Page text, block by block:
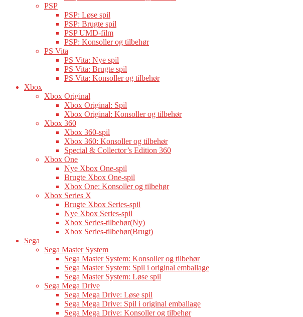
PSP
PSP: Løse spil
PSP: Brugte spil
PSP UMD-film
PSP: Konsoller og tilbehør
PS Vita
PS Vita: Nye spil
PS Vita: Brugte spil
PS Vita: Konsoller og tilbehør
Xbox
Xbox Original
Xbox Original: Spil
Xbox Original: Konsoller og tilbehør
Xbox 360
Xbox 360-spil
Xbox 360: Konsoller og tilbehør
Special & Collector’s Edition 360
Xbox One
Nye Xbox One-spil
Brugte Xbox One-spil
Xbox One: Konsoller og tilbehør
Xbox Series X
Brugte Xbox Series-spil
Nye Xbox Series-spil
Xbox Series-tilbehør(Ny)
Xbox Series-tilbehør(Brugt)
Sega
Sega Master System
Sega Master System: Konsoller og tilbehør
Sega Master System: Spil i original emballage
Sega Master System: Løse spil
Sega Mega Drive
Sega Mega Drive: Løse spil
Sega Mega Drive: Spil i original emballage
Sega Mega Drive: Konsoller og tilbehør